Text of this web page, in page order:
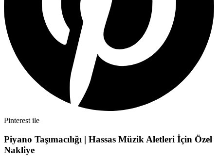
Pinterest ile
Piyano Taşımacılığı | Hassas Müzik Aletleri İçin Özel
Nakliye